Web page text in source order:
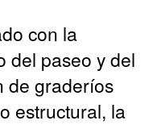
con la
del paseo y del
de graderíos
estructural, la